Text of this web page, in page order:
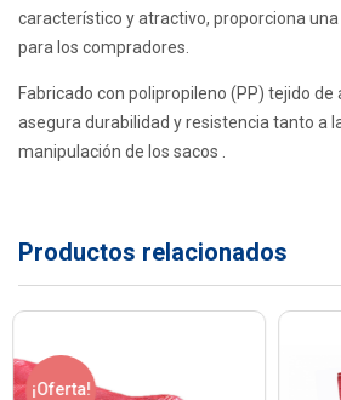
característico y atractivo, proporciona
para los compradores.
Fabricado con polipropileno (PP) tejido de
asegura durabilidad y resistencia tanto a
manipulación de los sacos .
Productos relacionados
¡Oferta!